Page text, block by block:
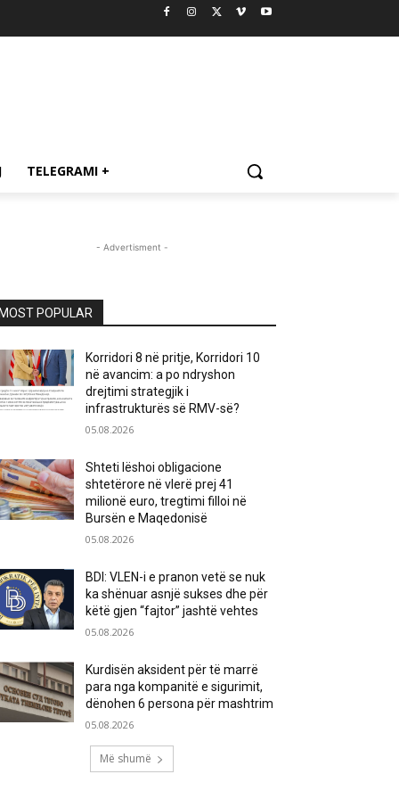
TELEGRAMI +
- Advertisment -
MOST POPULAR
Korridori 8 në pritje, Korridori 10
në avancim: a po ndryshon
drejtimi strategjik i
infrastrukturës së RMV-së?
05.08.2026
Shteti lëshoi obligacione
shtetërore në vlerë prej 41
milionë euro, tregtimi filloi në
Bursën e Maqedonisë
05.08.2026
BDI: VLEN-i e pranon vetë se nuk
ka shënuar asnjë sukses dhe për
këtë gjen “fajtor” jashtë vehtes
05.08.2026
Kurdisën aksident për të marrë
para nga kompanitë e sigurimit,
dënohen 6 persona për mashtrim
05.08.2026
Më shumë